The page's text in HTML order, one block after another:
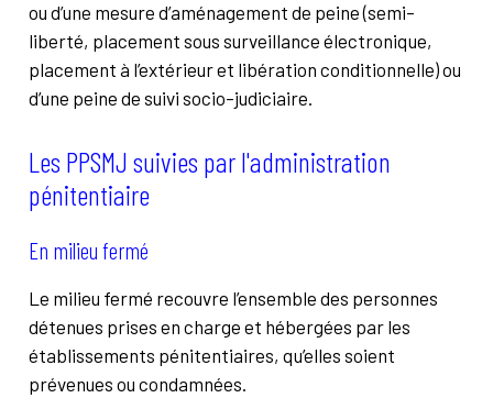
ou d’une mesure d’aménagement de peine (semi-
liberté, placement sous surveillance électronique,
placement à l’extérieur et libération conditionnelle) ou
d’une peine de suivi socio-judiciaire.
Les PPSMJ suivies par l'administration
pénitentiaire
En milieu fermé
Le milieu fermé recouvre l’ensemble des personnes
détenues prises en charge et hébergées par les
établissements pénitentiaires, qu’elles soient
prévenues ou condamnées.